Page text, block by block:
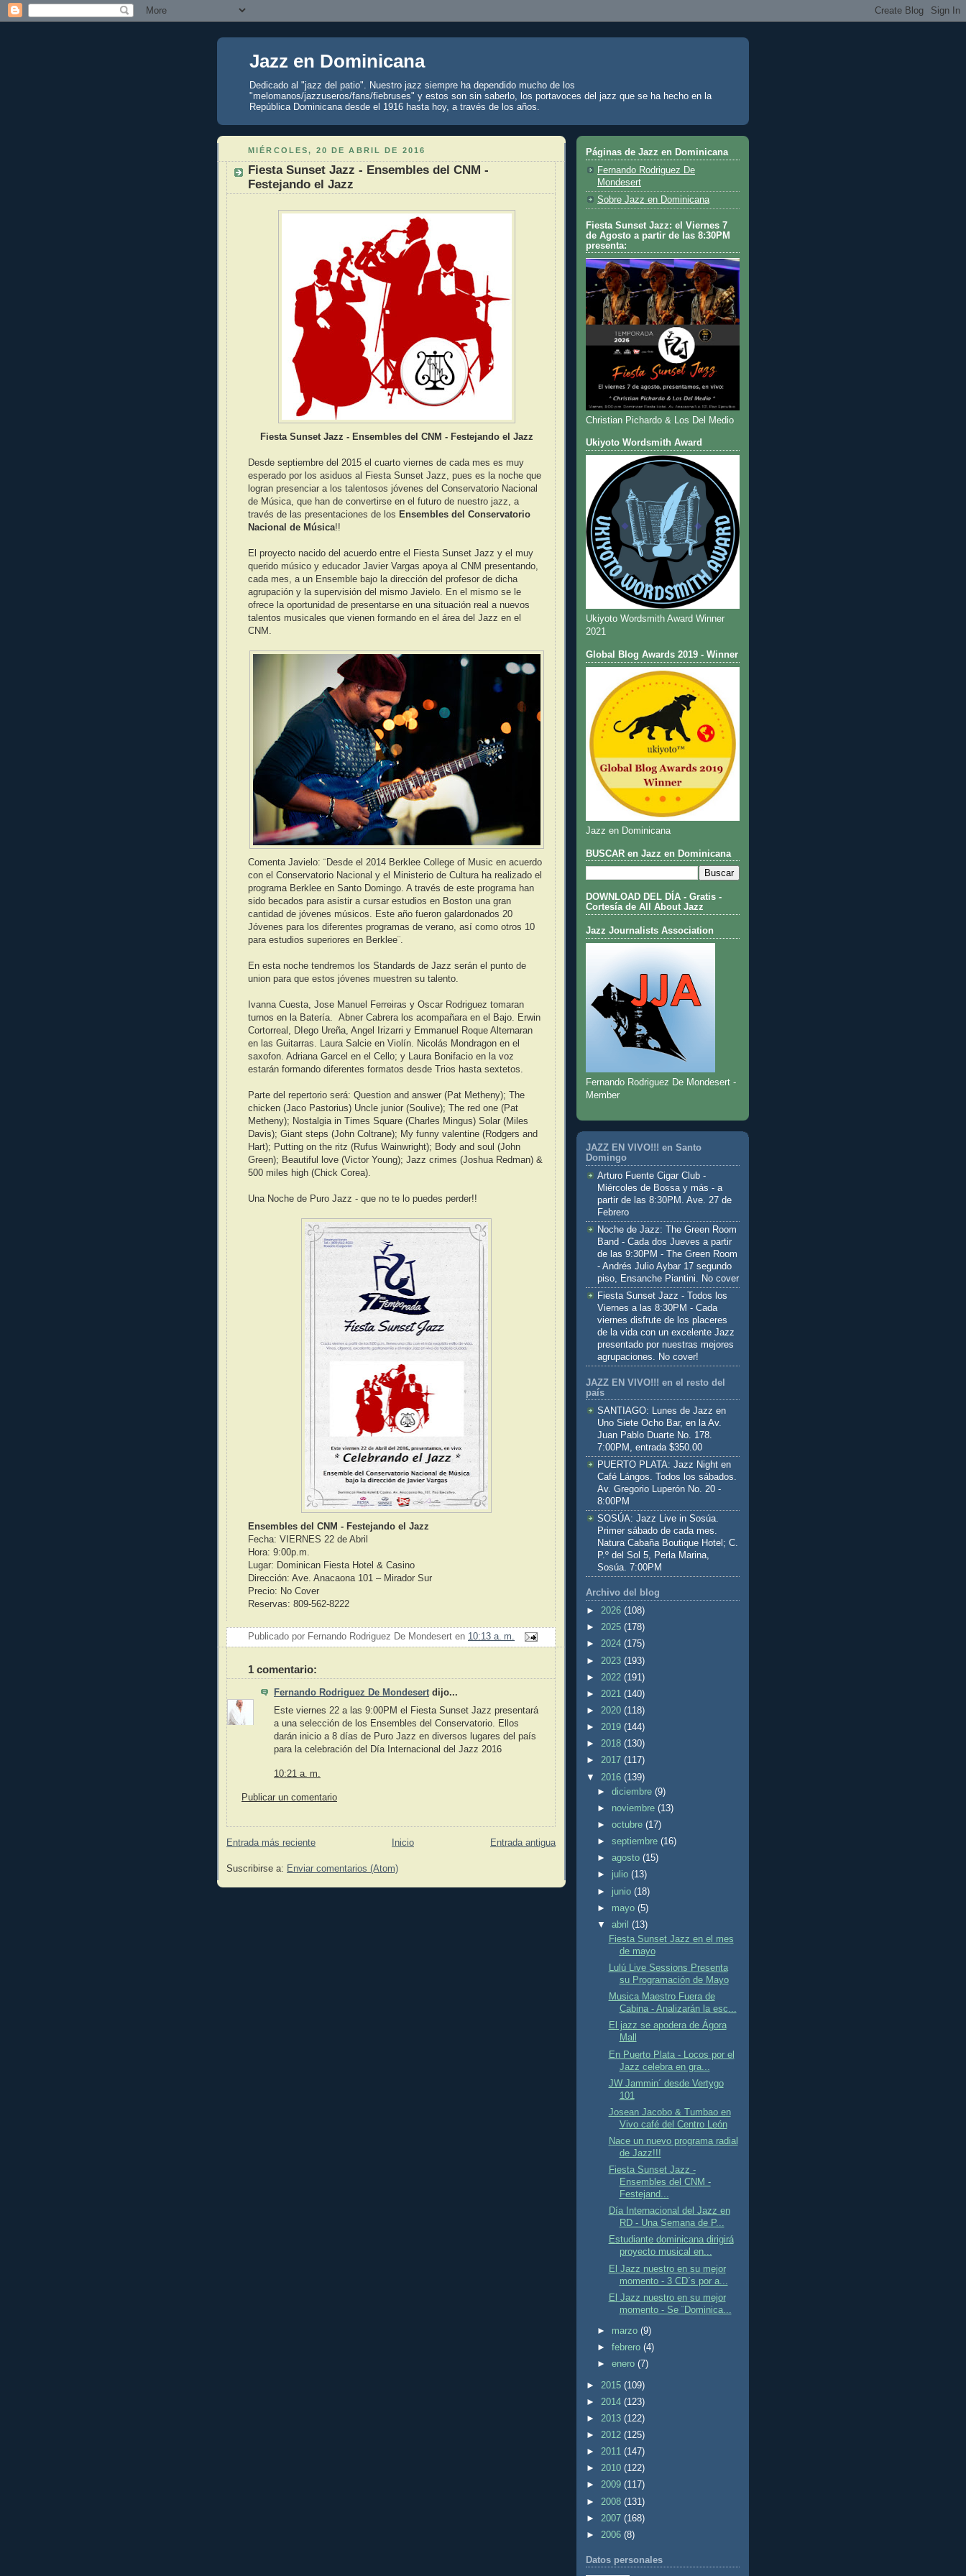
Jazz en Dominicana
Dedicado al "jazz del patio". Nuestro jazz siempre ha dependido mucho de los
"melomanos/jazzuseros/fans/fiebruses" y estos son sin saberlo, los portavoces del jazz que se ha hecho en la
República Dominicana desde el 1916 hasta hoy, a través de los años.
MIÉRCOLES, 20 DE ABRIL DE 2016
Fiesta Sunset Jazz - Ensembles del CNM -
Festejando el Jazz
Fiesta Sunset Jazz - Ensembles del CNM - Festejando el Jazz
Desde septiembre del 2015 el cuarto viernes de cada mes es muy
esperado por los asiduos al Fiesta Sunset Jazz, pues es la noche que
logran presenciar a los talentosos jóvenes del Conservatorio Nacional
de Música, que han de convertirse en el futuro de nuestro jazz, a
través de las presentaciones de los Ensembles del Conservatorio
Nacional de Música!!
El proyecto nacido del acuerdo entre el Fiesta Sunset Jazz y el muy
querido músico y educador Javier Vargas apoya al CNM presentando,
cada mes, a un Ensemble bajo la dirección del profesor de dicha
agrupación y la supervisión del mismo Javielo. En el mismo se le
ofrece la oportunidad de presentarse en una situación real a nuevos
talentos musicales que vienen formando en el área del Jazz en el
CNM.
Comenta Javielo: ¨Desde el 2014 Berklee College of Music en acuerdo
con el Conservatorio Nacional y el Ministerio de Cultura ha realizado el
programa Berklee en Santo Domingo. A través de este programa han
sido becados para asistir a cursar estudios en Boston una gran
cantidad de jóvenes músicos. Este año fueron galardonados 20
Jóvenes para los diferentes programas de verano, así como otros 10
para estudios superiores en Berklee¨.
En esta noche tendremos los Standards de Jazz serán el punto de
union para que estos jóvenes muestren su talento.
Ivanna Cuesta, Jose Manuel Ferreiras y Oscar Rodriguez tomaran
turnos en la Batería. Abner Cabrera los acompañara en el Bajo. Erwin
Cortorreal, DIego Ureña, Angel Irizarri y Emmanuel Roque Alternaran
en las Guitarras. Laura Salcie en Violín. Nicolás Mondragon en el
saxofon. Adriana Garcel en el Cello; y Laura Bonifacio en la voz
estarán formando diferentes formatos desde Trios hasta sextetos.
Parte del repertorio será: Question and answer (Pat Metheny); The
chicken (Jaco Pastorius) Uncle junior (Soulive); The red one (Pat
Metheny); Nostalgia in Times Square (Charles Mingus) Solar (Miles
Davis); Giant steps (John Coltrane); My funny valentine (Rodgers and
Hart); Putting on the ritz (Rufus Wainwright); Body and soul (John
Green); Beautiful love (Victor Young); Jazz crimes (Joshua Redman) &
500 miles high (Chick Corea).
Una Noche de Puro Jazz - que no te lo puedes perder!!
Ensembles del CNM - Festejando el Jazz
Fecha: VIERNES 22 de Abril
Hora: 9:00p.m.
Lugar: Dominican Fiesta Hotel & Casino
Dirección: Ave. Anacaona 101 – Mirador Sur
Precio: No Cover
Reservas: 809-562-8222
Publicado por Fernando Rodriguez De Mondesert en 10:13 a. m.
1 comentario:
Fernando Rodriguez De Mondesert dijo...
Este viernes 22 a las 9:00PM el Fiesta Sunset Jazz presentará
a una selección de los Ensembles del Conservatorio. Ellos
darán inicio a 8 días de Puro Jazz en diversos lugares del país
para la celebración del Día Internacional del Jazz 2016
10:21 a. m.
Publicar un comentario
Entrada más reciente Entrada antigua
Inicio
Suscribirse a: Enviar comentarios (Atom)
Páginas de Jazz en Dominicana
Fernando Rodriguez De
Mondesert
Sobre Jazz en Dominicana
Fiesta Sunset Jazz: el Viernes 7
de Agosto a partir de las 8:30PM
presenta:
Christian Pichardo & Los Del Medio
Ukiyoto Wordsmith Award
Ukiyoto Wordsmith Award Winner
2021
Global Blog Awards 2019 - Winner
Jazz en Dominicana
BUSCAR en Jazz en Dominicana
DOWNLOAD DEL DÍA - Gratis -
Cortesía de All About Jazz
Jazz Journalists Association
Fernando Rodriguez De Mondesert -
Member
JAZZ EN VIVO!!! en Santo
Domingo
Arturo Fuente Cigar Club -
Miércoles de Bossa y más - a
partir de las 8:30PM. Ave. 27 de
Febrero
Noche de Jazz: The Green Room
Band - Cada dos Jueves a partir
de las 9:30PM - The Green Room
- Andrés Julio Aybar 17 segundo
piso, Ensanche Piantini. No cover
Fiesta Sunset Jazz - Todos los
Viernes a las 8:30PM - Cada
viernes disfrute de los placeres
de la vida con un excelente Jazz
presentado por nuestras mejores
agrupaciones. No cover!
JAZZ EN VIVO!!! en el resto del
país
SANTIAGO: Lunes de Jazz en
Uno Siete Ocho Bar, en la Av.
Juan Pablo Duarte No. 178.
7:00PM, entrada $350.00
PUERTO PLATA: Jazz Night en
Café Lángos. Todos los sábados.
Av. Gregorio Luperón No. 20 -
8:00PM
SOSÚA: Jazz Live in Sosúa.
Primer sábado de cada mes.
Natura Cabaña Boutique Hotel; C.
P.º del Sol 5, Perla Marina,
Sosúa. 7:00PM
Archivo del blog
► 2026 (108)
► 2025 (178)
► 2024 (175)
► 2023 (193)
► 2022 (191)
► 2021 (140)
► 2020 (118)
► 2019 (144)
► 2018 (130)
► 2017 (117)
▼ 2016 (139)
►diciembre(9)
► noviembre(13)
►octubre(17)
►septiembre(16)
►agosto(15)
► julio(13)
► junio(18)
► mayo(5)
▼abril(13)
Fiesta Sunset Jazz en el mes
de mayo
Lulú Live Sessions Presenta
su Programación de Mayo
Musica Maestro Fuera de
Cabina - Analizarán la esc...
El jazz se apodera de Ágora
Mall
En Puerto Plata - Locos por el
Jazz celebra en gra...
JW Jammin´ desde Vertygo
101
Josean Jacobo & Tumbao en
Vivo café del Centro León
Nace un nuevo programa radial
de Jazz!!!
Fiesta Sunset Jazz -
Ensembles del CNM -
Festejand...
Día Internacional del Jazz en
RD - Una Semana de P...
Estudiante dominicana dirigirá
proyecto musical en...
El Jazz nuestro en su mejor
momento - 3 CD´s por a...
El Jazz nuestro en su mejor
momento - Se ¨Dominica...
► marzo(9)
►febrero(4)
►enero(7)
► 2015 (109)
► 2014 (123)
► 2013 (122)
► 2012 (125)
► 2011 (147)
► 2010 (122)
► 2009 (117)
► 2008 (131)
► 2007 (168)
► 2006 (8)
Datos personales